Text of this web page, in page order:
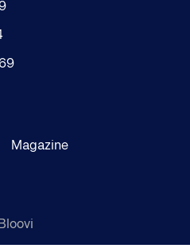
Magazine